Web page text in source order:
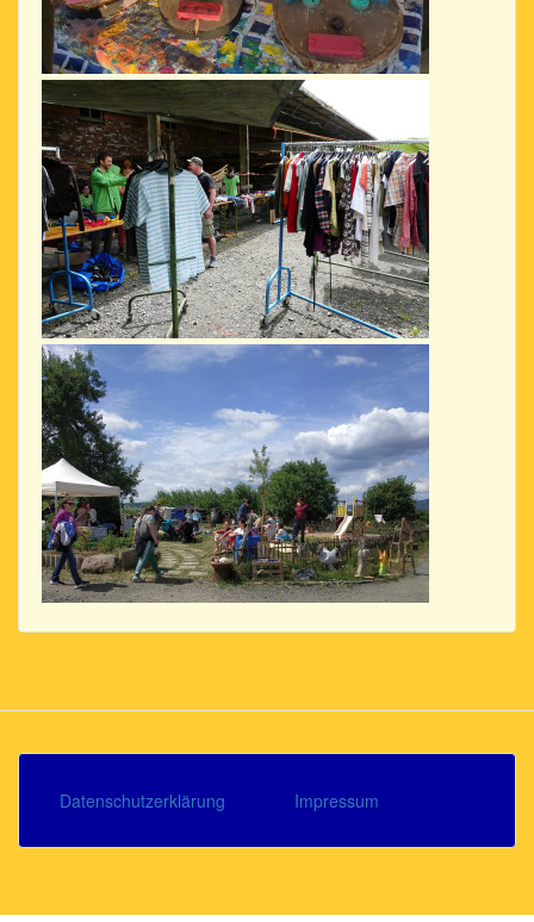
Footer
menu
Datenschutzerklärung Impressum